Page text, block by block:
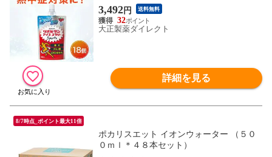
策 飲み物 スポーツ ドリンク スポドリ 冷
凍 クエン酸 スポーツ飲料 アイス 栄養補給
水分補給 ランニング マラソン 駅伝 凍らせ
3,492円 送料無料
32
大正製薬ダイレクト
詳細を見る
8/7時点_ポイント最大11倍
ポカリスエット イオンウォーター （５０
０ｍｌ＊４８本セット）